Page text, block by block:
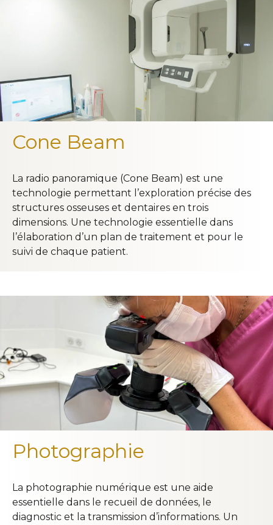
Cone Beam
La radio panoramique (Cone Beam) est une
technologie permettant l’exploration précise des
structures osseuses et dentaires en trois
dimensions. Une technologie essentielle dans
l’élaboration d’un plan de traitement et pour le
suivi de chaque patient.
Photographie
La photographie numérique est une aide
essentielle dans le recueil de données, le
diagnostic et la transmission d’informations. Un